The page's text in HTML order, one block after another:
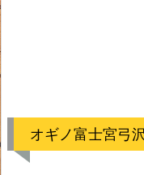
オギノ富士宮弓